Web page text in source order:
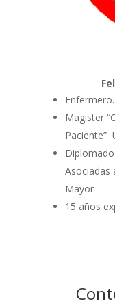
Magister
Paciente”
Asociadas
Mayor
15 años